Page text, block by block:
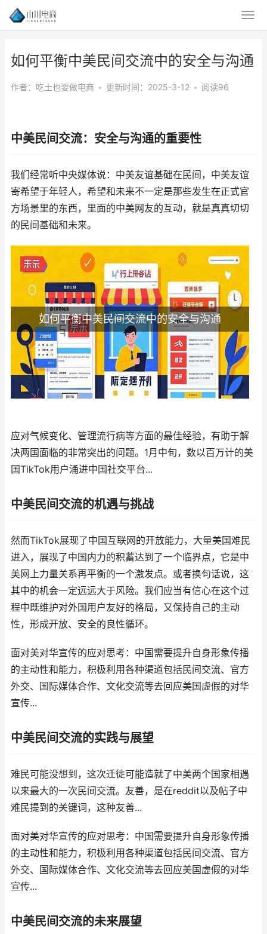
如何平衡中美民间交流中的安全与沟通
作者：吃土也要做电商 • 更新时间：2025-3-12 • 阅读96
中美民间交流：安全与沟通的重要性
我们经常听中央媒体说：中美友谊基础在民间，中美友谊
寄希望于年轻人，希望和未来不一定是那些发生在正式官
方场景里的东西，里面的中美网友的互动，就是真真切切
的民间基础和未来。
如何平衡中美民间交流中的安全与沟通
应对气候变化、管理流行病等方面的最佳经验，有助于解
决两国面临的非常突出的问题。1月中旬，数以百万计的美
国TikTok用户涌进中国社交平台...
中美民间交流的机遇与挑战
然而TikTok展现了中国互联网的开放能力，大量美国难民
进入，展现了中国内力的积蓄达到了一个临界点，它是中
美网上力量关系再平衡的一个激发点。或者换句话说，这
其中的机会一定远远大于风险。我们应当有信心在这个过
程中既维护对外国用户友好的格局，又保持自己的主动
性，形成开放、安全的良性循环。
面对美对华宣传的应对思考：中国需要提升自身形象传播
的主动性和能力，积极利用各种渠道包括民间交流、官方
外交、国际媒体合作、文化交流等去回应美国虚假的对华
宣传...
中美民间交流的实践与展望
难民可能没想到，这次迁徙可能造就了中美两个国家相遇
以来最大的一次民间交流。友善，是在reddit以及帖子中
难民提到的关键词，这种友善...
面对美对华宣传的应对思考：中国需要提升自身形象传播
的主动性和能力，积极利用各种渠道包括民间交流、官方
外交、国际媒体合作、文化交流等去回应美国虚假的对华
宣传...
中美民间交流的未来展望